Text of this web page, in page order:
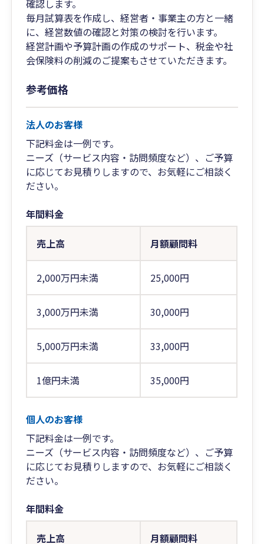
確認します。
毎月試算表を作成し、経営者・事業主の方と一緒
に、経営数値の確認と対策の検討を行います。
経営計画や予算計画の作成のサポート、税金や社
会保険料の削減のご提案もさせていただきます。
参考価格
法人のお客様
下記料金は一例です。
ニーズ（サービス内容・訪問頻度など）、ご予算
に応じてお見積りしますので、お気軽にご相談く
ださい。
年間料金
売上高 月額顧問料
2,000万円未満 25,000円
3,000万円未満 30,000円
5,000万円未満 33,000円
1億円未満 35,000円
個人のお客様
下記料金は一例です。
ニーズ（サービス内容・訪問頻度など）、ご予算
に応じてお見積りしますので、お気軽にご相談く
ださい。
年間料金
売上高 月額顧問料